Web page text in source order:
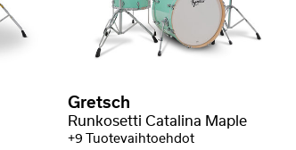
Gretsch
Runkosetti Catalina Maple
+9 Tuotevaihtoehdot